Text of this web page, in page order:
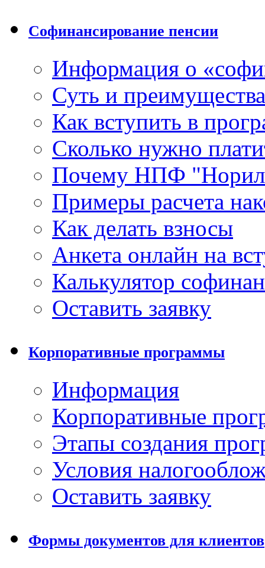
Софинансирование пенсии
Информация о
Суть и
Как вступить в
Сколько нужно
Почему НПФ
Примеры расчета
Как делать взносы
Анкета онлайн на
Калькулятор
Оставить заявку
Корпоративные программы
Информация
Корпоративные
Этапы создания
Условия
Оставить заявку
Формы документов для клиентов